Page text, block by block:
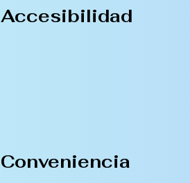
Accesibilidad
Conveniencia